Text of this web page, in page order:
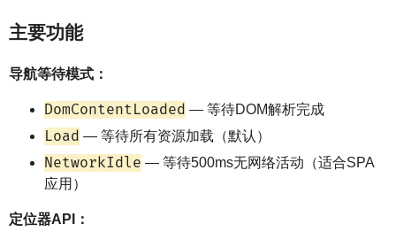
主要功能
导航等待模式：
DomContentLoaded — 等待DOM解析完成
Load — 等待所有资源加载（默认）
NetworkIdle — 等待500ms无网络活动（适合SPA
应用）
定位器API：